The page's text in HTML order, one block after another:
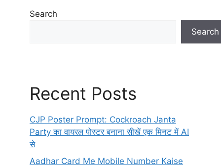
Search
Search
Recent Posts
CJP Poster Prompt: Cockroach Janta
Party का वायरल पोस्टर बनाना सीखें एक मिनट में AI
से
Aadhar Card Me Mobile Number Kaise